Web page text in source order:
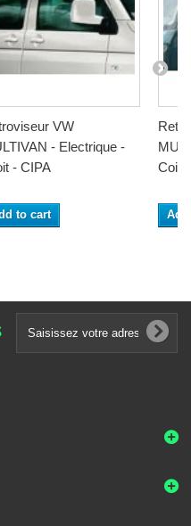
VW
- Electrique -
- CIPA
to cart